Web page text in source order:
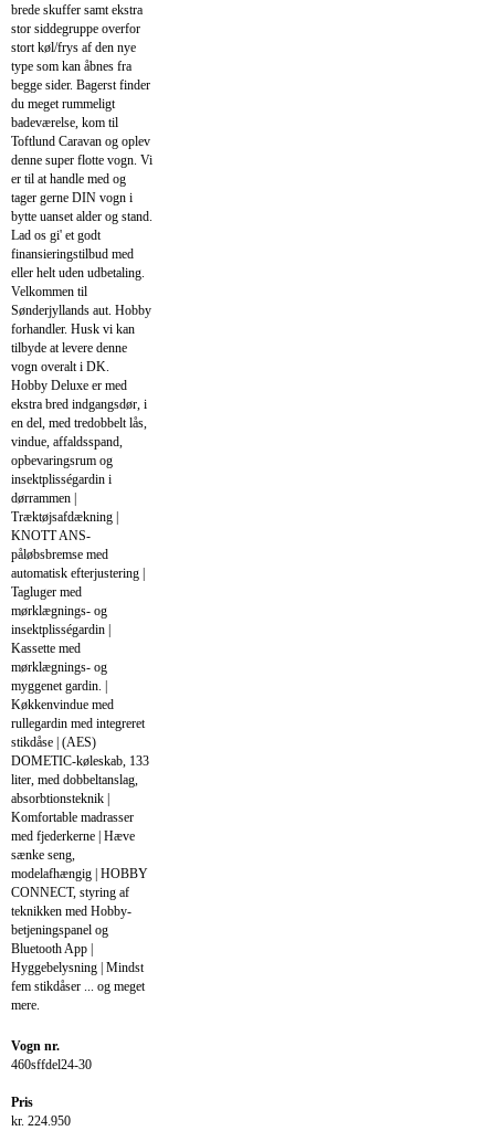
brede skuffer samt ekstra
stor siddegruppe overfor
stort køl/frys af den nye
type som kan åbnes fra
begge sider. Bagerst finder
du meget rummeligt
badeværelse, kom til
Toftlund Caravan og oplev
denne super flotte vogn. Vi
er til at handle med og
tager gerne DIN vogn i
bytte uanset alder og stand.
Lad os gi' et godt
finansieringstilbud med
eller helt uden udbetaling.
Velkommen til
Sønderjyllands aut. Hobby
forhandler. Husk vi kan
tilbyde at levere denne
vogn overalt i DK.
Hobby Deluxe er med
ekstra bred indgangsdør, i
en del, med tredobbelt lås,
vindue, affaldsspand,
opbevaringsrum og
insektplisségardin i
dørrammen |
Træktøjsafdækning |
KNOTT ANS-
påløbsbremse med
automatisk efterjustering |
Tagluger med
mørklægnings- og
insektplisségardin |
Kassette med
mørklægnings- og
myggenet gardin. |
Køkkenvindue med
rullegardin med integreret
stikdåse | (AES)
DOMETIC-køleskab, 133
liter, med dobbeltanslag,
absorbtionsteknik |
Komfortable madrasser
med fjederkerne | Hæve
sænke seng,
modelafhængig | HOBBY
CONNECT, styring af
teknikken med Hobby-
betjeningspanel og
Bluetooth App |
Hyggebelysning | Mindst
fem stikdåser ... og meget
mere.
Vogn nr.
460sffdel24-30
Pris
kr. 224.950